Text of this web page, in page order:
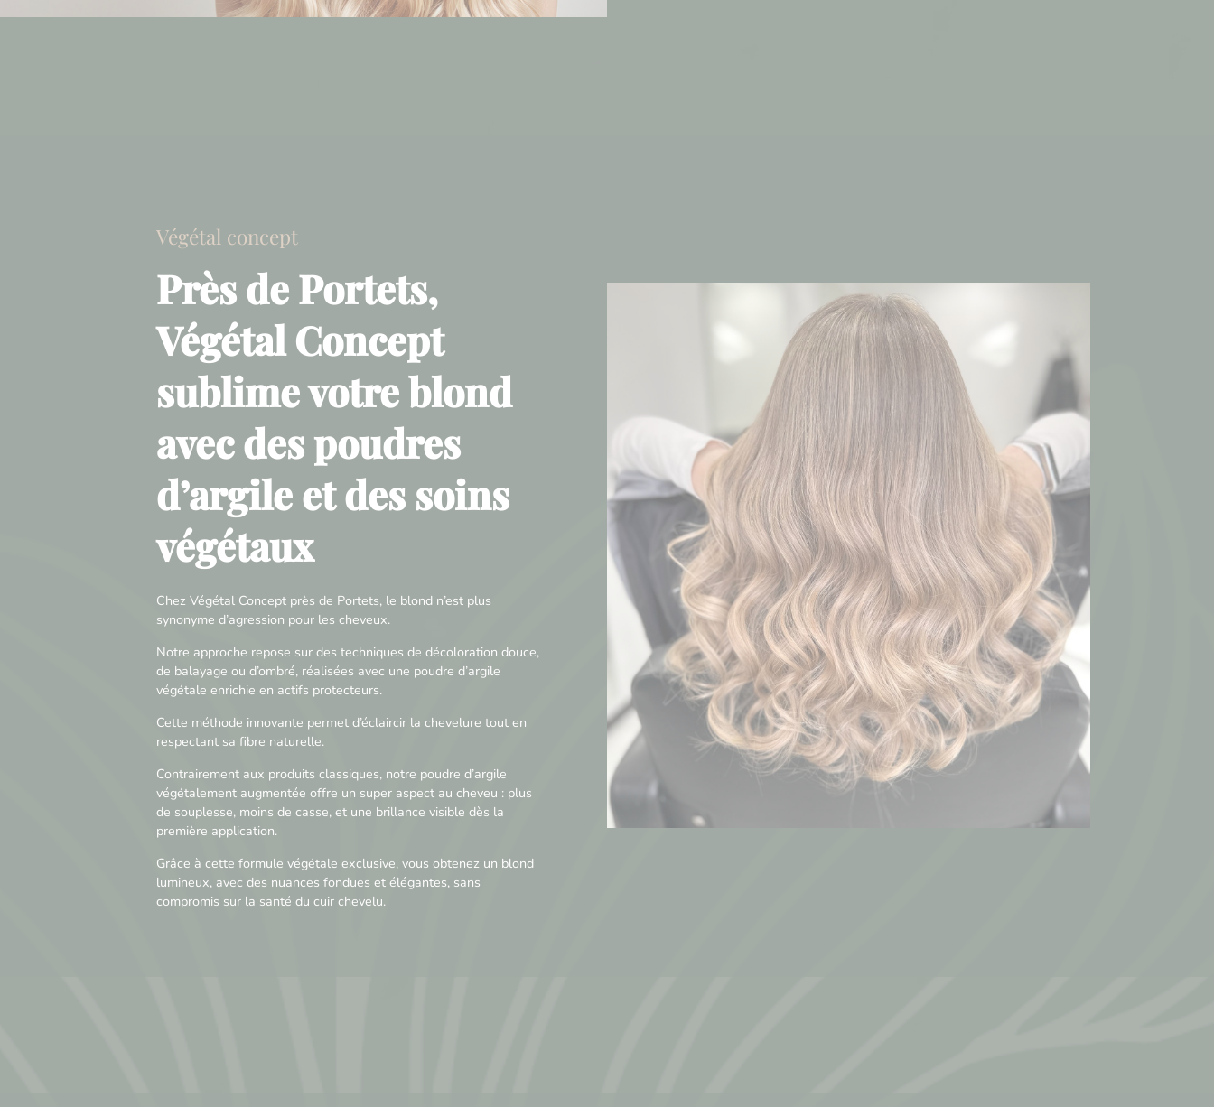
Végétal concept
Près de Portets,
Végétal Concept
sublime votre blond
avec des poudres
d’argile et des soins
végétaux
Chez Végétal Concept près de Portets, le blond n’est plus
synonyme d’agression pour les cheveux.
Notre approche repose sur des techniques de décoloration douce,
de balayage ou d’ombré, réalisées avec une poudre d’argile
végétale enrichie en actifs protecteurs.
Cette méthode innovante permet d’éclaircir la chevelure tout en
respectant sa fibre naturelle.
Contrairement aux produits classiques, notre poudre d’argile
végétalement augmentée offre un super aspect au cheveu : plus
de souplesse, moins de casse, et une brillance visible dès la
première application.
Grâce à cette formule végétale exclusive, vous obtenez un blond
lumineux, avec des nuances fondues et élégantes, sans
compromis sur la santé du cuir chevelu.